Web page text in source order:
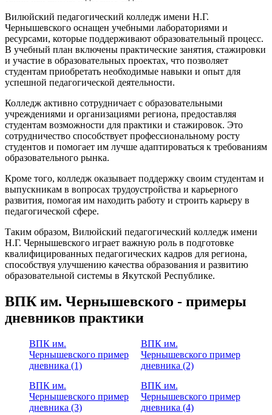
Вилюйский педагогический колледж имени Н.Г.
Чернышевского оснащен учебными лабораториями и
ресурсами, которые поддерживают образовательный процесс.
В учебный план включены практические занятия, стажировки
и участие в образовательных проектах, что позволяет
студентам приобретать необходимые навыки и опыт для
успешной педагогической деятельности.
Колледж активно сотрудничает с образовательными
учреждениями и организациями региона, предоставляя
студентам возможности для практики и стажировок. Это
сотрудничество способствует профессиональному росту
студентов и помогает им лучше адаптироваться к требованиям
образовательного рынка.
Кроме того, колледж оказывает поддержку своим студентам и
выпускникам в вопросах трудоустройства и карьерного
развития, помогая им находить работу и строить карьеру в
педагогической сфере.
Таким образом, Вилюйский педагогический колледж имени
Н.Г. Чернышевского играет важную роль в подготовке
квалифицированных педагогических кадров для региона,
способствуя улучшению качества образования и развитию
образовательной системы в Якутской Республике.
ВПК им. Чернышевского - примеры
дневников практики
ВПК им.
Чернышевского пример
дневника (1)
ВПК им.
Чернышевского пример
дневника (2)
ВПК им.
Чернышевского пример
дневника (3)
ВПК им.
Чернышевского пример
дневника (4)